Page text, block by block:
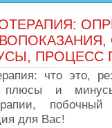
ПРОЦЕСС
что это,
плюсы и
для Вас!